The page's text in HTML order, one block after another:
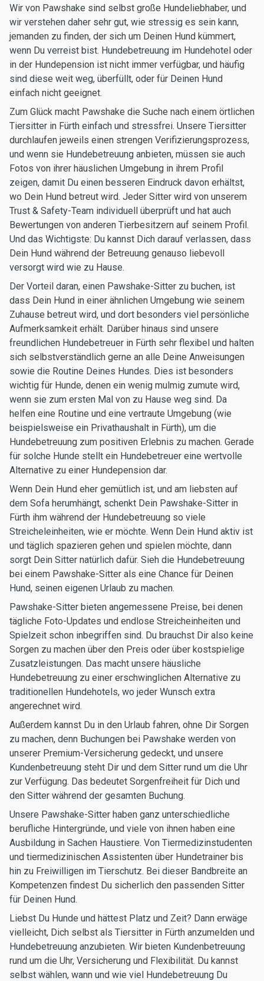
Wir von Pawshake sind selbst große Hundeliebhaber, und
wir verstehen daher sehr gut, wie stressig es sein kann,
jemanden zu finden, der sich um Deinen Hund kümmert,
wenn Du verreist bist. Hundebetreuung im Hundehotel oder
in der Hundepension ist nicht immer verfügbar, und häufig
sind diese weit weg, überfüllt, oder für Deinen Hund
einfach nicht geeignet.
Zum Glück macht Pawshake die Suche nach einem örtlichen
Tiersitter in Fürth einfach und stressfrei. Unsere Tiersitter
durchlaufen jeweils einen strengen Verifizierungsprozess,
und wenn sie Hundebetreuung anbieten, müssen sie auch
Fotos von ihrer häuslichen Umgebung in ihrem Profil
zeigen, damit Du einen besseren Eindruck davon erhältst,
wo Dein Hund betreut wird. Jeder Sitter wird von unserem
Trust & Safety-Team individuell überprüft und hat auch
Bewertungen von anderen Tierbesitzern auf seinem Profil.
Und das Wichtigste: Du kannst Dich darauf verlassen, dass
Dein Hund während der Betreuung genauso liebevoll
versorgt wird wie zu Hause.
Der Vorteil daran, einen Pawshake-Sitter zu buchen, ist
dass Dein Hund in einer ähnlichen Umgebung wie seinem
Zuhause betreut wird, und dort besonders viel persönliche
Aufmerksamkeit erhält. Darüber hinaus sind unsere
freundlichen Hundebetreuer in Fürth sehr flexibel und halten
sich selbstverständlich gerne an alle Deine Anweisungen
sowie die Routine Deines Hundes. Dies ist besonders
wichtig für Hunde, denen ein wenig mulmig zumute wird,
wenn sie zum ersten Mal von zu Hause weg sind. Da
helfen eine Routine und eine vertraute Umgebung (wie
beispielsweise ein Privathaushalt in Fürth), um die
Hundebetreuung zum positiven Erlebnis zu machen. Gerade
für solche Hunde stellt ein Hundebetreuer eine wertvolle
Alternative zu einer Hundepension dar.
Wenn Dein Hund eher gemütlich ist, und am liebsten auf
dem Sofa herumhängt, schenkt Dein Pawshake-Sitter in
Fürth ihm während der Hundebetreuung so viele
Streicheleinheiten, wie er möchte. Wenn Dein Hund aktiv ist
und täglich spazieren gehen und spielen möchte, dann
sorgt Dein Sitter natürlich dafür. Sieh die Hundebetreuung
bei einem Pawshake-Sitter als eine Chance für Deinen
Hund, seinen eigenen Urlaub zu machen.
Pawshake-Sitter bieten angemessene Preise, bei denen
tägliche Foto-Updates und endlose Streicheinheiten und
Spielzeit schon inbegriffen sind. Du brauchst Dir also keine
Sorgen zu machen über den Preis oder über kostspielige
Zusatzleistungen. Das macht unsere häusliche
Hundebetreuung zu einer erschwinglichen Alternative zu
traditionellen Hundehotels, wo jeder Wunsch extra
angerechnet wird.
Außerdem kannst Du in den Urlaub fahren, ohne Dir Sorgen
zu machen, denn Buchungen bei Pawshake werden von
unserer Premium-Versicherung gedeckt, und unsere
Kundenbetreuung steht Dir und dem Sitter rund um die Uhr
zur Verfügung. Das bedeutet Sorgenfreiheit für Dich und
den Sitter während der gesamten Buchung.
Unsere Pawshake-Sitter haben ganz unterschiedliche
berufliche Hintergründe, und viele von ihnen haben eine
Ausbildung in Sachen Haustiere. Von Tiermedizinstudenten
und tiermedizinischen Assistenten über Hundetrainer bis
hin zu Freiwilligen im Tierschutz. Bei dieser Bandbreite an
Kompetenzen findest Du sicherlich den passenden Sitter
für Deinen Hund.
Liebst Du Hunde und hättest Platz und Zeit? Dann erwäge
vielleicht, Dich selbst als Tiersitter in Fürth anzumelden und
Hundebetreuung anzubieten. Wir bieten Kundenbetreuung
rund um die Uhr, Versicherung und Flexibilität. Du kannst
selbst wählen, wann und wie viel Hundebetreuung Du